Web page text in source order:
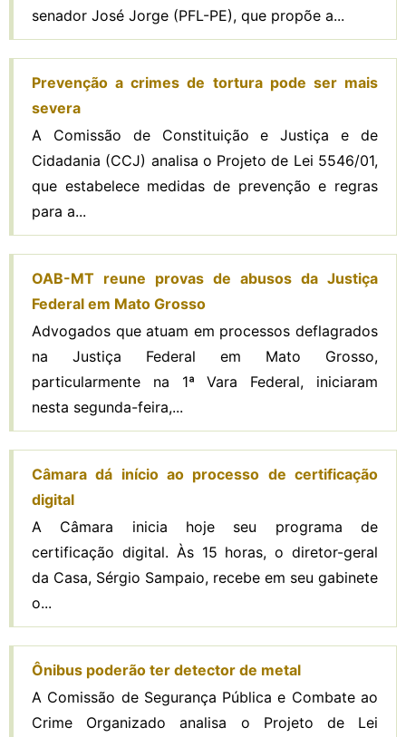
senador José Jorge (PFL-PE), que propõe a...
Prevenção a crimes de tortura pode ser mais
severa
A Comissão de Constituição e Justiça e de
Cidadania (CCJ) analisa o Projeto de Lei 5546/01,
que estabelece medidas de prevenção e regras
para a...
OAB-MT reune provas de abusos da Justiça
Federal em Mato Grosso
Advogados que atuam em processos deflagrados
na Justiça Federal em Mato Grosso,
particularmente na 1ª Vara Federal, iniciaram
nesta segunda-feira,...
Câmara dá início ao processo de certificação
digital
A Câmara inicia hoje seu programa de
certificação digital. Às 15 horas, o diretor-geral
da Casa, Sérgio Sampaio, recebe em seu gabinete
o...
Ônibus poderão ter detector de metal
A Comissão de Segurança Pública e Combate ao
Crime Organizado analisa o Projeto de Lei